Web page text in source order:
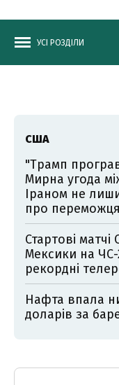
УСІ РОЗДІЛИ
США
"Трамп
Мирна угода
Іраном не
про переможця
Стартові
Мексики на ЧС-
рекордні
Нафта впала
доларів за